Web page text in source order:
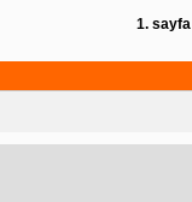
1. sayfa